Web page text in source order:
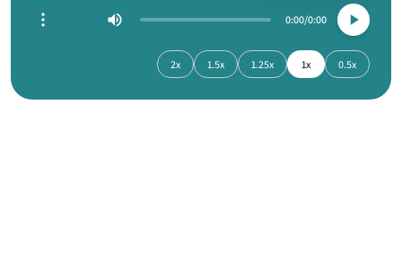
0:00
0:00
0.5x
1x
1.25x
1.5x
2x